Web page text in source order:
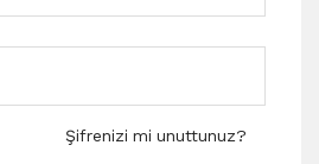
Şifrenizi mi unuttunuz?